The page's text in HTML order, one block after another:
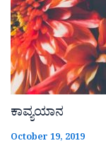
ಕಾವ್ಯಯಾನ
October 19, 2019